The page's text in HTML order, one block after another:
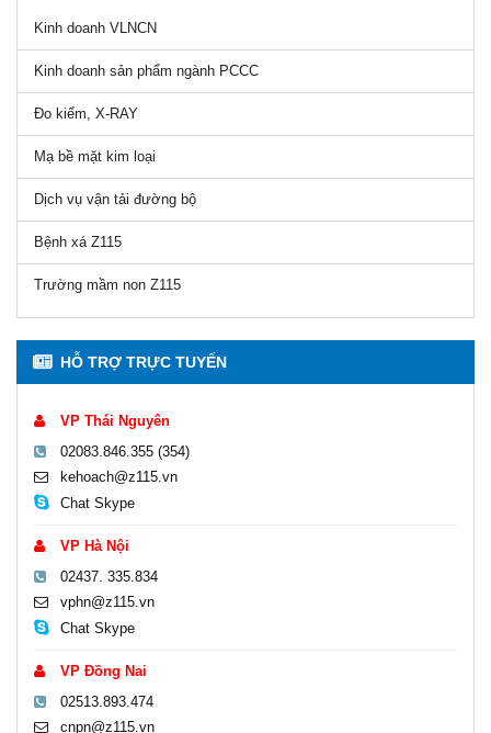
Kinh doanh VLNCN
Kinh doanh sản phẩm ngành PCCC
Đo kiểm, X-RAY
Mạ bề mặt kim loại
Dịch vụ vận tải đường bộ
Bệnh xá Z115
Trường mầm non Z115
HỖ TRỢ TRỰC TUYẾN
VP Thái Nguyên
02083.846.355 (354)
kehoach@z115.vn
Chat Skype
VP Hà Nội
02437. 335.834
vphn@z115.vn
Chat Skype
VP Đồng Nai
02513.893.474
cnpn@z115.vn